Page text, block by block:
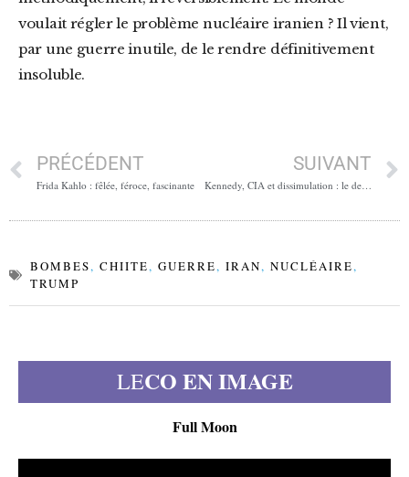
voulait régler le problème nucléaire iranien ? Il vient,
par une guerre inutile, de le rendre définitivement
insoluble.
PRÉCÉDENT
Frida Kahlo : fêlée, féroce, fascinante
SUIVANT
Kennedy, CIA et dissimulation : le dernier mensonge d’État
BOMBES, CHIITE, GUERRE, IRAN, NUCLÉAIRE,
TRUMP
LECO EN IMAGE
Full Moon